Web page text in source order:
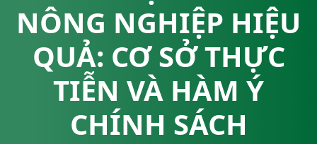
NÔNG NGHIỆP HIỆU
QUẢ: CƠ SỞ THỰC
TIỄN VÀ HÀM Ý
CHÍNH SÁCH